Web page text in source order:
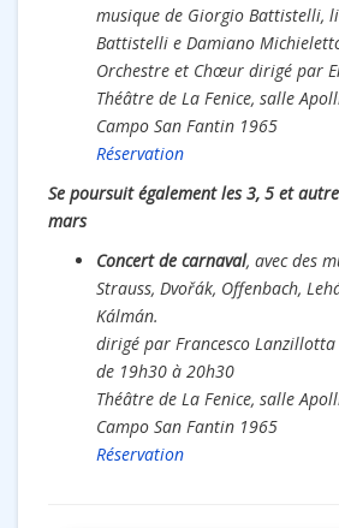
musique de Giorgio Battistelli,
Battistelli e Damiano
Orchestre et Chœur dirigé par
Théâtre de La Fenice, salle
Campo San Fantin 1965
Réservation
Se poursuit également les 3, 5 et
mars
Concert de carnaval, avec des
Strauss, Dvořák, Offenbach,
Kálmán.
dirigé par Francesco Lanzillotta
de 19h30 à 20h30
Théâtre de La Fenice, salle
Campo San Fantin 1965
Réservation